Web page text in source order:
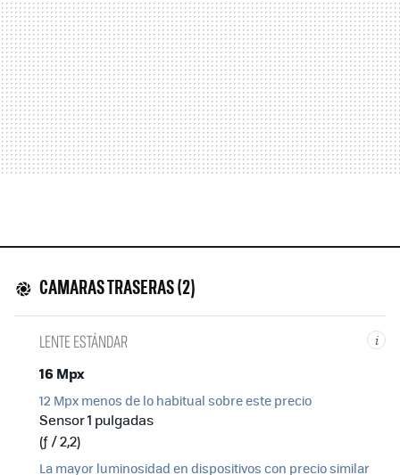
CAMARAS TRASERAS (2)
i
LENTE ESTÁNDAR
16 Mpx
12 Mpx menos de lo habitual sobre este precio
Sensor 1 pulgadas
(ƒ / 2,2)
La mayor luminosidad en dispositivos con precio similar